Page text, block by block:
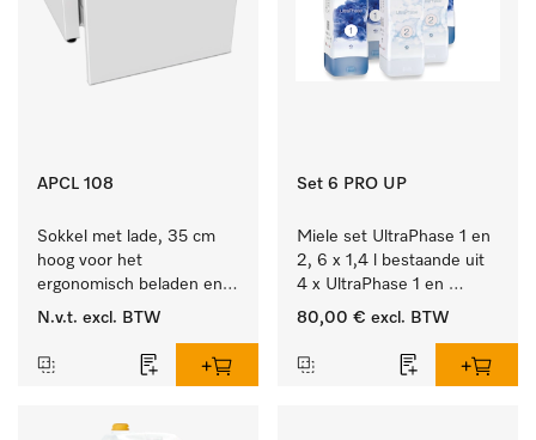
APCL 108
Sokkel met lade, 35 cm
hoog voor het
ergonomisch beladen en
legen van de wasmachine
N.v.t. excl. BTW
Set 6 PRO UP
Miele set UltraPhase 1 en
2, 6 x 1,4 l bestaande uit
4 x UltraPhase 1 en
2 x UltraPhase 2.
80,00 € excl. BTW